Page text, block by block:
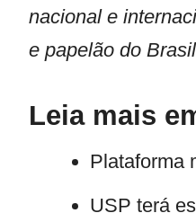
nacional e
e papelão do
Leia mais
Plataforma
USP terá